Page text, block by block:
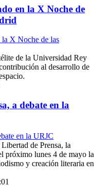
en la X Noche de
de la Universidad Rey
al desarrollo de
a debate en la
de Prensa, la
próximo lunes 4 de mayo la
y creación literaria en